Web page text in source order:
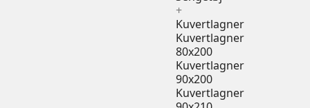
+
Kuvertlagner
Kuvertlagner
80x200
Kuvertlagner
90x200
Kuvertlagner